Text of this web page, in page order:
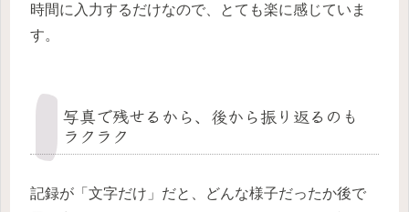
時間に入力するだけなので、とても楽に感じていま
す。
写真で残せるから、後から振り返るのも
ラクラク
記録が「文字だけ」だと、どんな様子だったか後で